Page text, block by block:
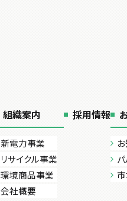
組織案内
新電力事業
リサイクル事業
環境商品事業
会社概要
採用情報